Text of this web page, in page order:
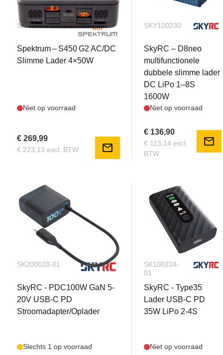
SPMXC3040I
Spektrum – S450 G2 AC/DC
Slimme Lader 4×50W
Niet op voorraad
€ 269,99
€ 223,13 excl. BTW mail
SKY100230
SkyRC – D8neo
multifunctionele
dubbele slimme lader
DC LiPo 1–8S
1600W
Niet op voorraad
€ 136,90
€ 113,14 excl.
BTW
mail
SK200028-01
SkyRC - PDC100W GaN 5-
20V USB-C PD
Stroomadapter/Oplader
Slechts 1 op voorraad
SK100224-
01
SkyRC - Type35
Lader USB-C PD
35W LiPo 2-4S
Niet op voorraad